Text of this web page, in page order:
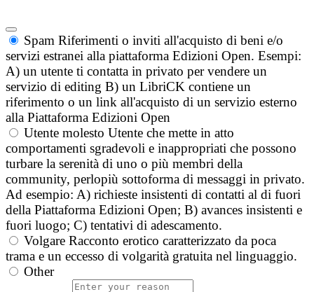
Spam Riferimenti o inviti all'acquisto di beni e/o
servizi estranei alla piattaforma Edizioni Open. Esempi:
A) un utente ti contatta in privato per vendere un
servizio di editing B) un LibriCK contiene un
riferimento o un link all'acquisto di un servizio esterno
alla Piattaforma Edizioni Open
Utente molesto Utente che mette in atto
comportamenti sgradevoli e inappropriati che possono
turbare la serenità di uno o più membri della
community, perlopiù sottoforma di messaggi in privato.
Ad esempio: A) richieste insistenti di contatti al di fuori
della Piattaforma Edizioni Open; B) avances insistenti e
fuori luogo; C) tentativi di adescamento.
Volgare Racconto erotico caratterizzato da poca
trama e un eccesso di volgarità gratuita nel linguaggio.
Other